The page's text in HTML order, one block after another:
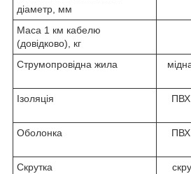
діаметр, мм
Маса 1 км кабелю
(довідково), кг
Струмопровідна жила
Ізоляція
ПВХ
Оболонка
ПВХ
Скрутка